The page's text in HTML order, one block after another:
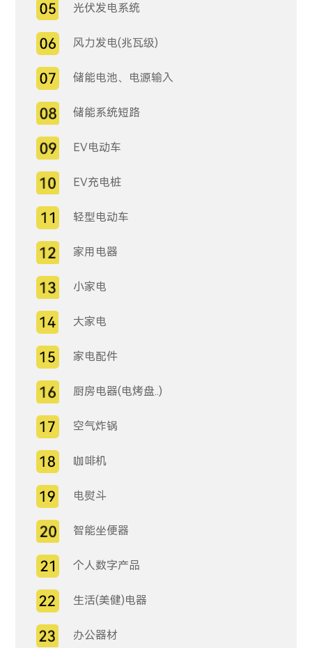
光伏发电系统
风力发电(兆瓦级)
储能电池、电源输入
储能系统短路
EV电动车
EV充电桩
轻型电动车
家用电器
小家电
大家电
家电配件
厨房电器(电烤盘..)
空气炸锅
咖啡机
电熨斗
智能坐便器
个人数字产品
生活(美健)电器
办公器材